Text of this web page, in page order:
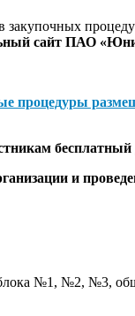
сайт ПАО
процедуры
и
№1, №2, №3,